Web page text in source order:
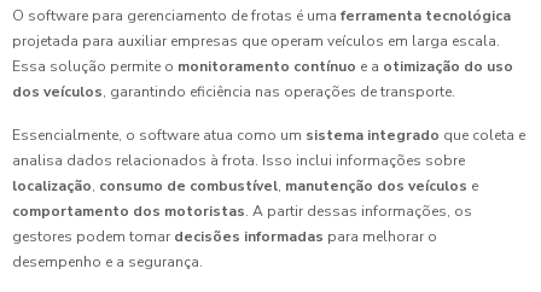
O software para gerenciamento de frotas é uma ferramenta tecnológica
projetada para auxiliar empresas que operam veículos em larga escala.
Essa solução permite o monitoramento contínuo e a otimização do uso
dos veículos, garantindo eficiência nas operações de transporte.
Essencialmente, o software atua como um sistema integrado que coleta e
analisa dados relacionados à frota. Isso inclui informações sobre
localização, consumo de combustível, manutenção dos veículos e
comportamento dos motoristas. A partir dessas informações, os
gestores podem tomar decisões informadas para melhorar o
desempenho e a segurança.